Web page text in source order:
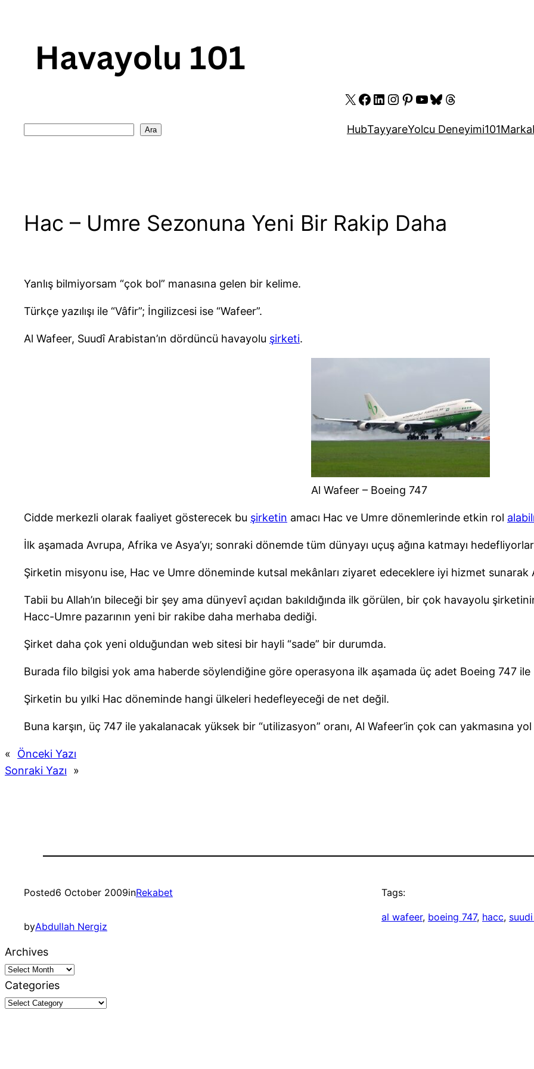
content
X Facebook
LinkedIn
Instagram
Pinterest
YouTube
Bluesky
Threads
Ara HubTayyareYolcu Deneyimi101Marka
Hac – Umre Sezonuna Yeni Bir Rakip Daha
Yanlış bilmiyorsam “çok bol” manasına gelen bir kelime.
Türkçe yazılışı ile “Vâfir”; İngilizcesi ise “Wafeer”.
Al Wafeer, Suudî Arabistan’ın dördüncü havayolu şirketi.
Al Wafeer – Boeing 747
Cidde merkezli olarak faaliyet gösterecek bu şirketin amacı Hac ve Umre dönemlerinde etkin rol
İlk aşamada Avrupa, Afrika ve Asya’yı; sonraki dönemde tüm dünyayı uçuş ağına katmayı
Şirketin misyonu ise, Hac ve Umre döneminde kutsal mekânları ziyaret edeceklere iyi hizmet sunarak
Tabii bu Allah’ın bileceği bir şey ama dünyevî açıdan bakıldığında ilk görülen, bir çok havayolu
Hacc-Umre pazarının yeni bir rakibe daha merhaba dediği.
Şirket daha çok yeni olduğundan web sitesi bir hayli “sade” bir durumda.
Burada filo bilgisi yok ama haberde söylendiğine göre operasyona ilk aşamada üç adet Boeing 747 ile
Şirketin bu yılki Hac döneminde hangi ülkeleri hedefleyeceği de net değil.
Buna karşın, üç 747 ile yakalanacak yüksek bir “utilizasyon” oranı, Al Wafeer’in çok can yakmasına
«
Önceki Yazı
Sonraki Yazı
»
Posted6 October 2009inRekabet
byAbdullah Nergiz
Tags:
al wafeer, boeing 747, hacc,
Archives
Categories